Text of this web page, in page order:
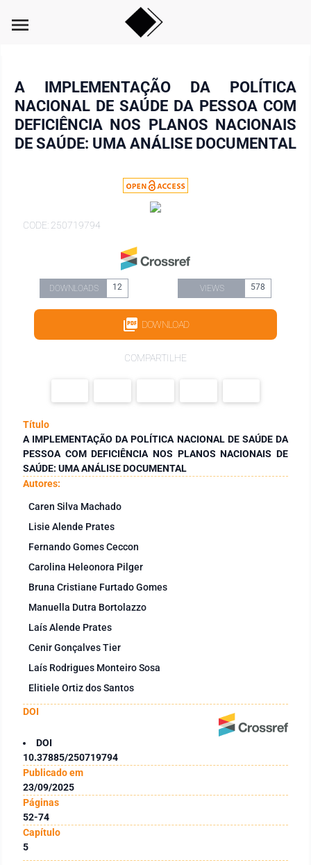
menu
A IMPLEMENTAÇÃO DA POLÍTICA
NACIONAL DE SAÚDE DA PESSOA COM
DEFICIÊNCIA NOS PLANOS NACIONAIS
DE SAÚDE: UMA ANÁLISE DOCUMENTAL
CODE: 250719794
DOWNLOADS 12 VIEWS 578
DOWNLOAD
COMPARTILHE
Título
A IMPLEMENTAÇÃO DA POLÍTICA NACIONAL DE SAÚDE DA
PESSOA COM DEFICIÊNCIA NOS PLANOS NACIONAIS DE
SAÚDE: UMA ANÁLISE DOCUMENTAL
Autores:
Caren Silva Machado
Lisie Alende Prates
Fernando Gomes Ceccon
Carolina Heleonora Pilger
Bruna Cristiane Furtado Gomes
Manuella Dutra Bortolazzo
Laís Alende Prates
Cenir Gonçalves Tier
Laís Rodrigues Monteiro Sosa
Elitiele Ortiz dos Santos
DOI
DOI
10.37885/250719794
Publicado em
23/09/2025
Páginas
52-74
Capítulo
5